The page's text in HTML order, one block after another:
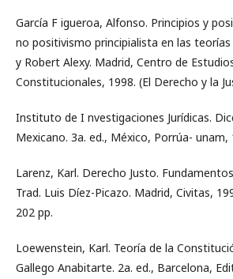
García F igueroa, Alfonso. Principios y
no positivismo principialista en las
y Robert Alexy. Madrid, Centro de
Constitucionales, 1998. (El Derecho y la
Instituto de I nvestigaciones Jurídicas.
Mexicano. 3a. ed., México, Porrúa- unam,
Larenz, Karl. Derecho Justo.
Trad. Luis Díez-Picazo. Madrid, Civitas,
202 pp.
Loewenstein, Karl. Teoría de la
Gallego Anabitarte. 2a. ed., Barcelona,